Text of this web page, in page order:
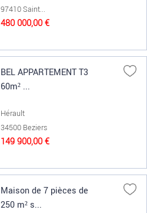
97410 Saint...
480 000,00 €
BEL APPARTEMENT T3
60m² ...
Hérault
34500 Beziers
149 900,00 €
Maison de 7 pièces de
250 m² s...